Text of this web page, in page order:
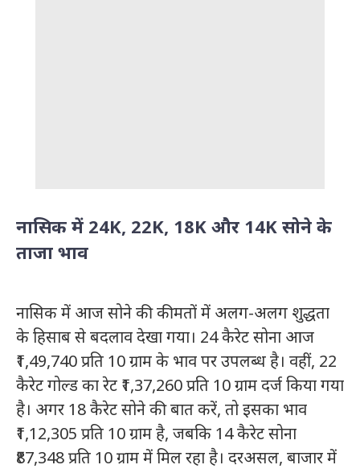
नासिक में 24K, 22K, 18K और 14K सोने के
ताजा भाव
नासिक में आज सोने की कीमतों में अलग-अलग शुद्धता
के हिसाब से बदलाव देखा गया। 24 कैरेट सोना आज
₹1,49,740 प्रति 10 ग्राम के भाव पर उपलब्ध है। वहीं, 22
कैरेट गोल्ड का रेट ₹1,37,260 प्रति 10 ग्राम दर्ज किया गया
है। अगर 18 कैरेट सोने की बात करें, तो इसका भाव
₹1,12,305 प्रति 10 ग्राम है, जबकि 14 कैरेट सोना
₹87,348 प्रति 10 ग्राम में मिल रहा है। दरअसल, बाजार में